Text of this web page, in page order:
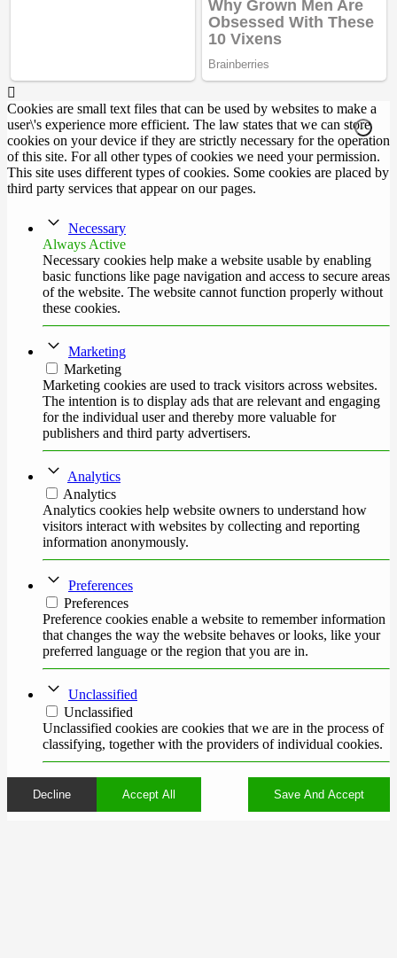
Cookies are small text files that can be used by websites to make a
user\'s experience more efficient. The law states that we can store
cookies on your device if they are strictly necessary for the operation
of this site. For all other types of cookies we need your permission.
This site uses different types of cookies. Some cookies are placed by
third party services that appear on our pages.
Necessary
Always Active
Necessary cookies help make a website usable by enabling
basic functions like page navigation and access to secure areas
of the website. The website cannot function properly without
these cookies.
Marketing
Marketing
Marketing cookies are used to track visitors across websites.
The intention is to display ads that are relevant and engaging
for the individual user and thereby more valuable for
publishers and third party advertisers.
Analytics
Analytics
Analytics cookies help website owners to understand how
visitors interact with websites by collecting and reporting
information anonymously.
Preferences
Preferences
Preference cookies enable a website to remember information
that changes the way the website behaves or looks, like your
preferred language or the region that you are in.
Unclassified
Unclassified
Unclassified cookies are cookies that we are in the process of
classifying, together with the providers of individual cookies.
Decline Accept All Save And Accept